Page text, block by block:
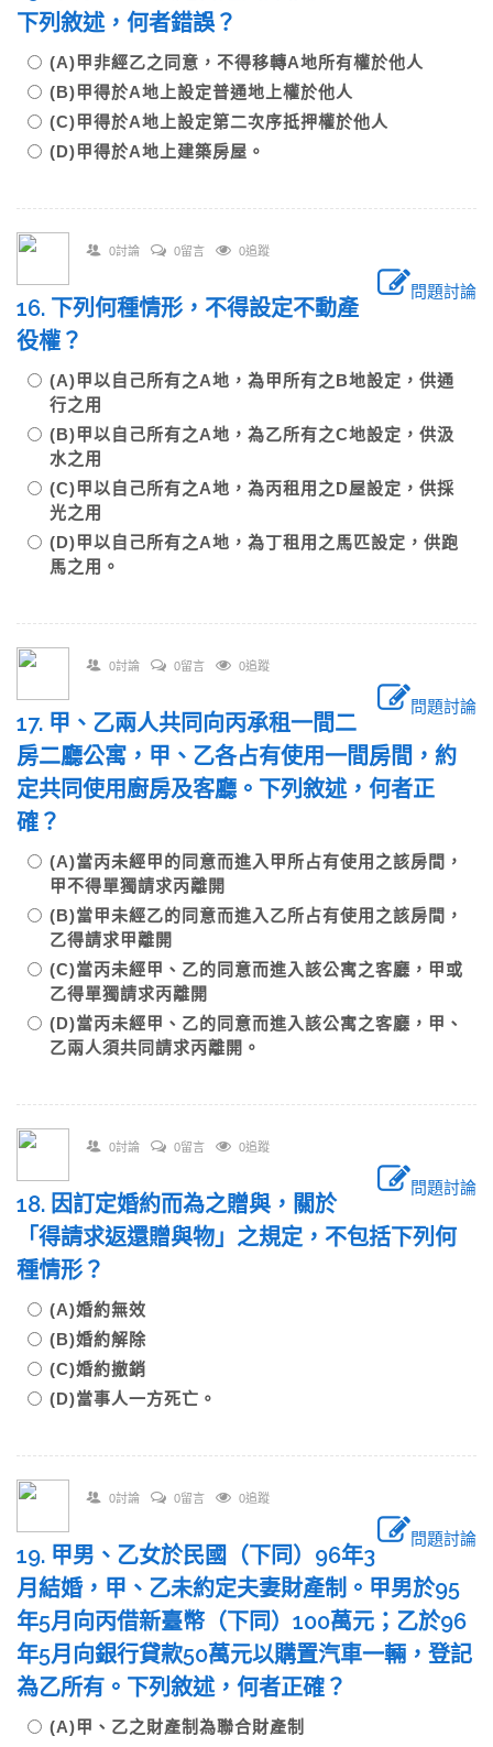
下列敘述，何者錯誤？
(A)甲非經乙之同意，不得移轉A地所有權於他人
(B)甲得於A地上設定普通地上權於他人
(C)甲得於A地上設定第二次序抵押權於他人
(D)甲得於A地上建築房屋。
0討論 0留言 0追蹤
問題討論
16. 下列何種情形，不得設定不動產
役權？
(A)甲以自己所有之A地，為甲所有之B地設定，供通
行之用
(B)甲以自己所有之A地，為乙所有之C地設定，供汲
水之用
(C)甲以自己所有之A地，為丙租用之D屋設定，供採
光之用
(D)甲以自己所有之A地，為丁租用之馬匹設定，供跑
馬之用。
0討論 0留言 0追蹤
問題討論
17. 甲、乙兩人共同向丙承租一間二
房二廳公寓，甲、乙各占有使用一間房間，約
定共同使用廚房及客廳。下列敘述，何者正
確？
(A)當丙未經甲的同意而進入甲所占有使用之該房間，
甲不得單獨請求丙離開
(B)當甲未經乙的同意而進入乙所占有使用之該房間，
乙得請求甲離開
(C)當丙未經甲、乙的同意而進入該公寓之客廳，甲或
乙得單獨請求丙離開
(D)當丙未經甲、乙的同意而進入該公寓之客廳，甲、
乙兩人須共同請求丙離開。
0討論 0留言 0追蹤
問題討論
18. 因訂定婚約而為之贈與，關於
「得請求返還贈與物」之規定，不包括下列何
種情形？
(A)婚約無效
(B)婚約解除
(C)婚約撤銷
(D)當事人一方死亡。
0討論 0留言 0追蹤
問題討論
19. 甲男、乙女於民國（下同）96年3
月結婚，甲、乙未約定夫妻財產制。甲男於95
年5月向丙借新臺幣（下同）100萬元；乙於96
年5月向銀行貸款50萬元以購置汽車一輛，登記
為乙所有。下列敘述，何者正確？
(A)甲、乙之財產制為聯合財產制